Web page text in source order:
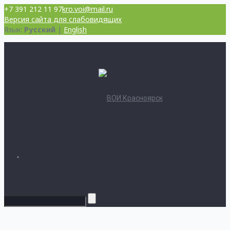
+7 391 212 11 97kro.voi@mail.ru
Версия сайта для слабовидящих
Язык: Русский | English